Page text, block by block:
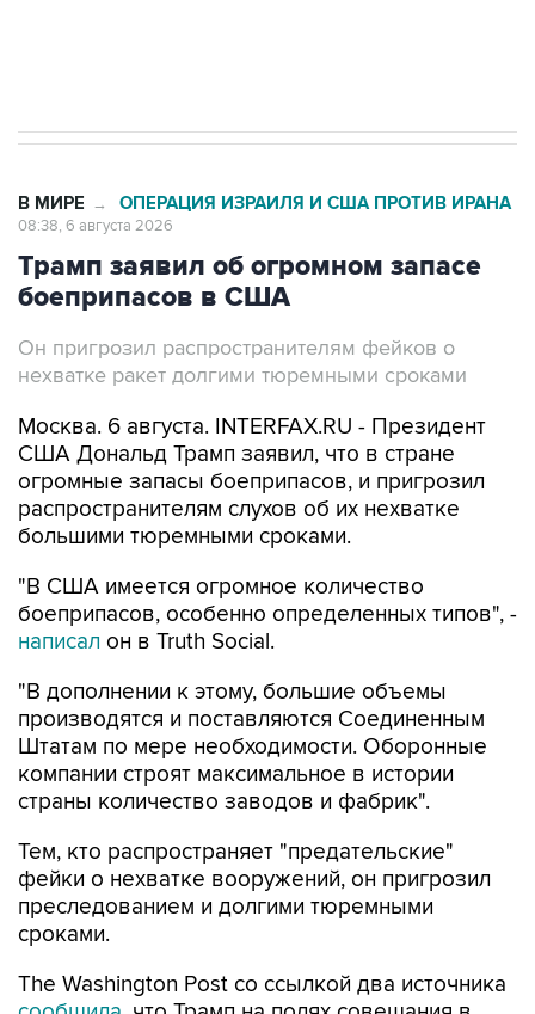
В МИРЕ → ОПЕРАЦИЯ ИЗРАИЛЯ И США ПРОТИВ ИРАНА
08:38, 6 августа 2026
Трамп заявил об огромном запасе
боеприпасов в США
Он пригрозил распространителям фейков о
нехватке ракет долгими тюремными сроками
Москва. 6 августа. INTERFAX.RU - Президент
США Дональд Трамп заявил, что в стране
огромные запасы боеприпасов, и пригрозил
распространителям слухов об их нехватке
большими тюремными сроками.
"В США имеется огромное количество
боеприпасов, особенно определенных типов", -
написал он в Truth Social.
"В дополнении к этому, большие объемы
производятся и поставляются Соединенным
Штатам по мере необходимости. Оборонные
компании строят максимальное в истории
страны количество заводов и фабрик".
Тем, кто распространяет "предательские"
фейки о нехватке вооружений, он пригрозил
преследованием и долгими тюремными
сроками.
The Washington Post со ссылкой два источника